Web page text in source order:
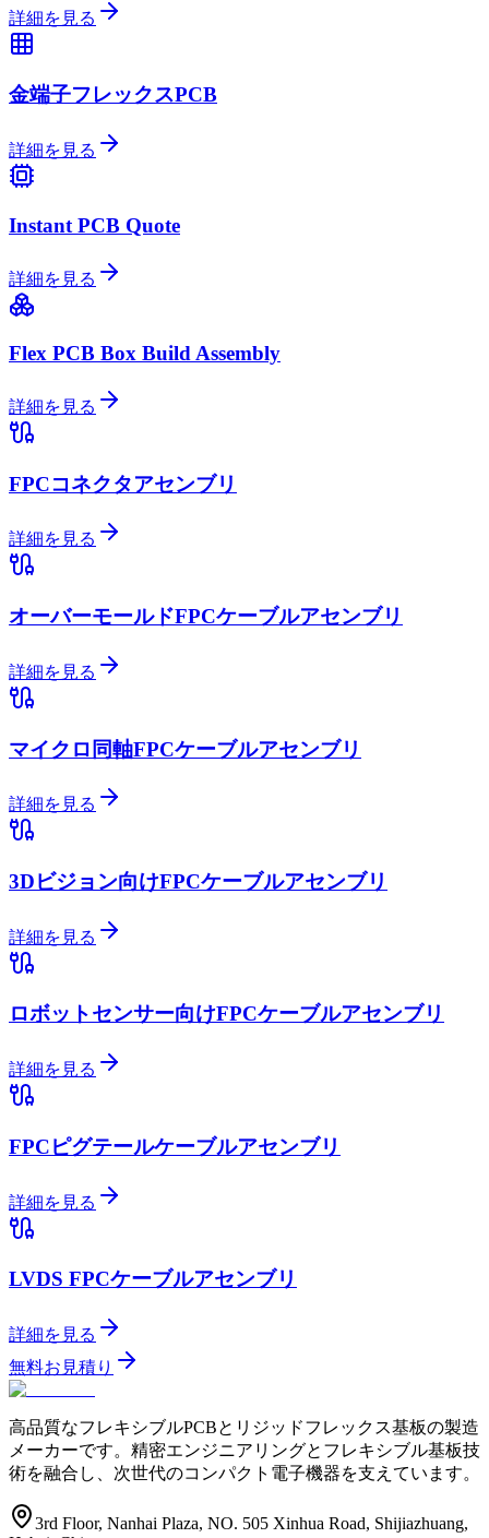
詳細を見る
金端子フレックスPCB
詳細を見る
Instant PCB Quote
詳細を見る
Flex PCB Box Build Assembly
詳細を見る
FPCコネクタアセンブリ
詳細を見る
オーバーモールドFPCケーブルアセンブリ
詳細を見る
マイクロ同軸FPCケーブルアセンブリ
詳細を見る
3Dビジョン向けFPCケーブルアセンブリ
詳細を見る
ロボットセンサー向けFPCケーブルアセンブリ
詳細を見る
FPCピグテールケーブルアセンブリ
詳細を見る
LVDS FPCケーブルアセンブリ
詳細を見る
無料お見積り
高品質なフレキシブルPCBとリジッドフレックス基板の製造
メーカーです。精密エンジニアリングとフレキシブル基板技
術を融合し、次世代のコンパクト電子機器を支えています。
3rd Floor, Nanhai Plaza, NO. 505 Xinhua Road, Shijiazhuang,